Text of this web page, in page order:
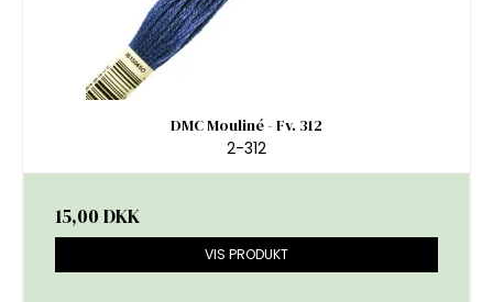
DMC Mouliné - Fv. 312
2-312
15,00 DKK
VIS PRODUKT